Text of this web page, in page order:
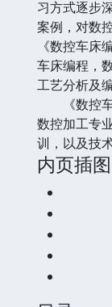
习方式逐步
案例，对数
《数控车床
车床编程，
工艺分析及
《数控车
数控加工专
训，以及技
内页插图